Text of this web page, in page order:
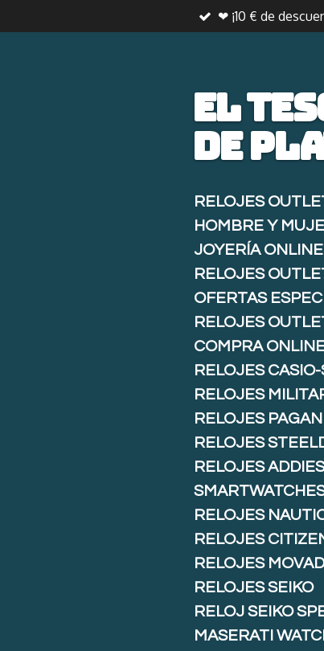
al
❤ ¡10 € de
El
de
RELOJES
HOMBRE Y
JOYERÍA ONLINE
RELOJES
OFERTAS
RELOJES
COMPRA
RELOJES
RELOJES
RELOJES
RELOJES
RELOJES
RELOJES
RELOJES
RELOJES
RELOJES SEIKO
RELOJ SEIKO
MASERATI